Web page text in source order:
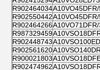
R902464034
R902550442
R902464266
R987329459
R902448743
R902561620
R900021803
R902474962